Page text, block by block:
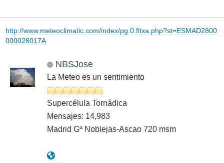
http://www.meteoclimatic.com/index/pg.0.fitxa.php?st=ESMAD2800
000028017A
NBSJose
La Meteo es un sentimiento
Supercélula Tornádica
Mensajes: 14,983
Madrid Gª Noblejas-Ascao 720 msm